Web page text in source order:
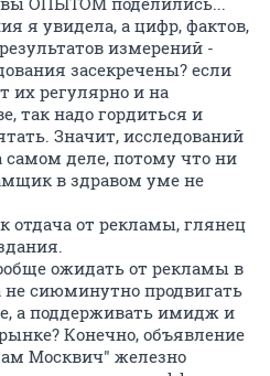
я увидела, а цифр, фактов,
измерений -
засекречены? если
их регулярно и на
так надо гордиться и
Значит, исследований
деле, потому что ни
в здравом уме не
отдача от рекламы, глянец
ожидать от рекламы в
не сиюминутно продвигать
а поддерживать имидж и
Конечно, объявление
Москвич" железно